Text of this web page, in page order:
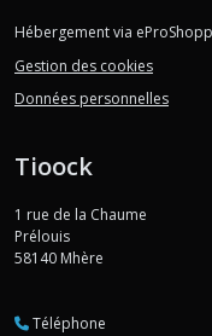
Hébergement via
Gestion des cookies
Données personnelles
Tioock
1 rue de la Chaume
Prélouis
58140 Mhère
Téléphone